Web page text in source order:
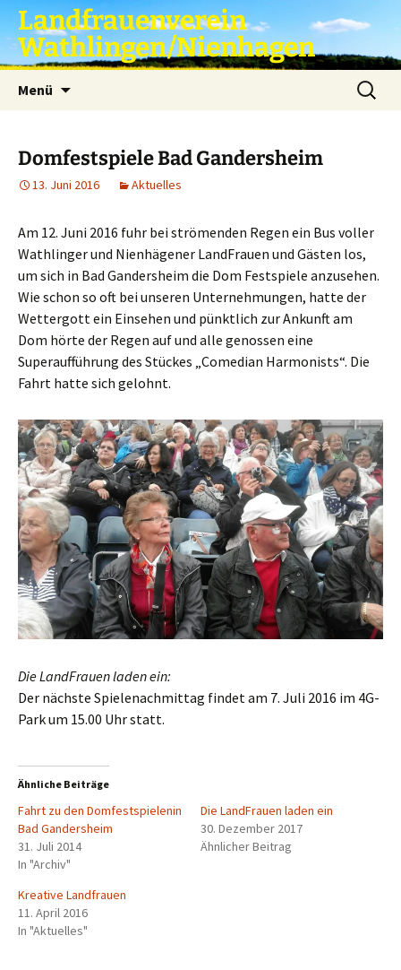
Zum
Inhalt
springen
Landfrauenverein
Wathlingen/Nienhagen
Menü
Suche
nach:
Domfestspiele Bad Gandersheim
13. Juni 2016 Aktuelles
Am 12. Juni 2016 fuhr bei strömenden Regen ein Bus voller
Wathlinger und Nienhägener LandFrauen und Gästen los,
um sich in Bad Gandersheim die Dom Festspiele anzusehen.
Wie schon so oft bei unseren Unternehmungen, hatte der
Wettergott ein Einsehen und pünktlich zur Ankunft am
Dom hörte der Regen auf und alle genossen eine
Superaufführung des Stückes „Comedian Harmonists“. Die
Fahrt hatte sich gelohnt.
Die LandFrauen laden ein:
Der nächste Spielenachmittag findet am 7. Juli 2016 im 4G-
Park um 15.00 Uhr statt.
Ähnliche Beiträge
Fahrt zu den Domfestspielenin
Bad Gandersheim
31. Juli 2014
In "Archiv"
Die LandFrauen laden ein
30. Dezember 2017
Ähnlicher Beitrag
Kreative Landfrauen
11. April 2016
In "Aktuelles"